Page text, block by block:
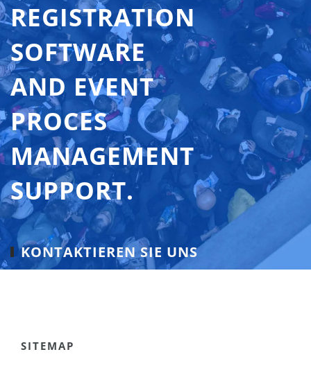
REGISTRATION
SOFTWARE
AND EVENT
PROCES
MANAGEMENT
SUPPORT.
KONTAKTIEREN SIE UNS
SITEMAP